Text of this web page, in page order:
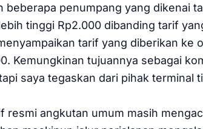
penumpang yang dikenai
tinggi Rp2.000 dibanding tarif
tarif yang diberikan ke
Kemungkinan tujuannya sebagai
saya tegaskan dari pihak terminal
resmi angkutan umum masih